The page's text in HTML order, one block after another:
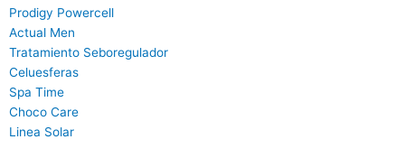
Prodigy Powercell
Actual Men
Tratamiento Seboregulador
Celuesferas
Spa Time
Choco Care
Linea Solar